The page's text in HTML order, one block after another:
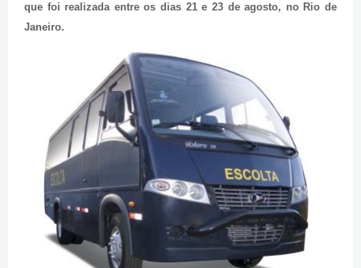
que foi realizada entre os dias 21 e 23 de agosto, no Rio de
Janeiro.